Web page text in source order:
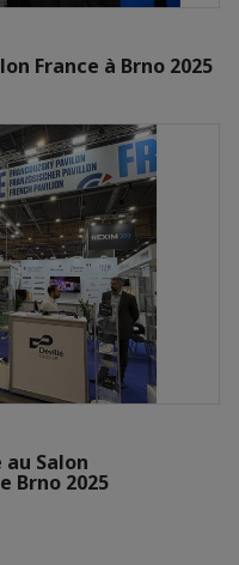
France à Brno 2025
Salon
Brno 2025